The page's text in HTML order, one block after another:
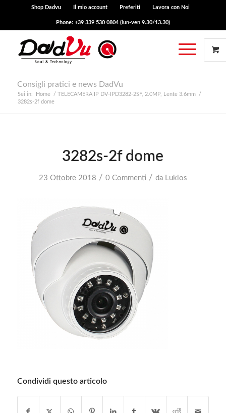
Shop Dadvu Il mio account Preferiti Lavora con Noi
Phone: +39 339 530 0804 (lun-ven 9.30/13.30)
Consigli pratici e news DadVu
Sei in: Home / TELECAMERA IP DV-IPD3282-2SF, 2.0MP, Lente 3.6mm
/
3282s-2f dome
3282s-2f dome
23 Ottobre 2018 / 0 Commenti / da Lukios
Condividi questo articolo